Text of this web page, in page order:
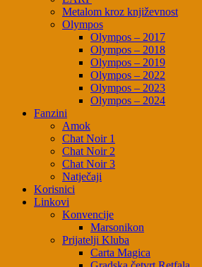
Metalom kroz književnost
Olympos
Olympos – 2017
Olympos – 2018
Olympos – 2019
Olympos – 2022
Olympos – 2023
Olympos – 2024
Fanzini
Amok
Chat Noir 1
Chat Noir 2
Chat Noir 3
Natječaji
Korisnici
Linkovi
Konvencije
Marsonikon
Prijatelji Kluba
Carta Magica